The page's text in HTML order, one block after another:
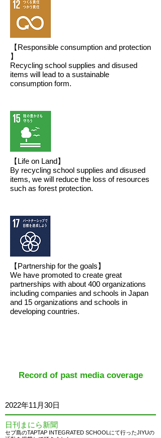
【Responsible consumption and protection
】
Recycling school supplies and disused
items will lead to a sustainable
consumption form.
【Life on Land】
By recycling school supplies and disused
items, we will reduce the loss of resources
such as forest protection.
【Partnership for the goals】
We have promoted to create great
partnerships with about 400 organizations
including companies and schools in Japan
and 15 organizations and schools in
developing countries.
​Record of past media coverage
2022年11月30日
日刊まにら新聞
セブ島のTAPTAP INTEGRATED SCHOOLにて行ったJIYUの